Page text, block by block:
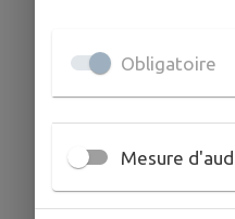
Obligatoire
Mesure